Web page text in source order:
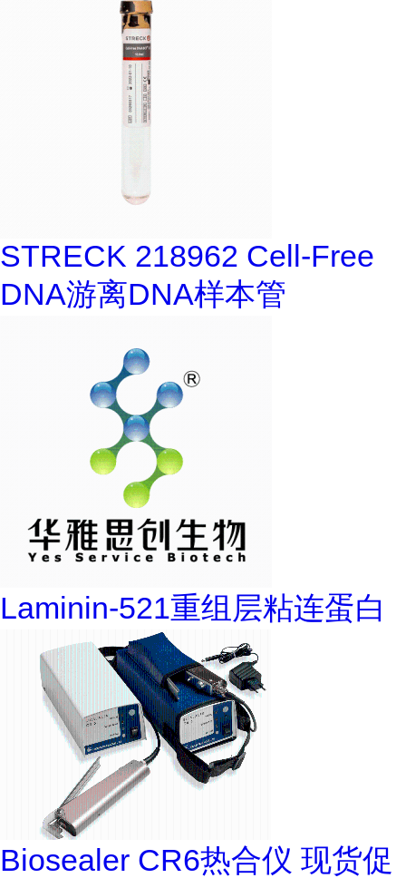
STRECK 218962 Cell-Free
DNA游离DNA样本管
Laminin-521重组层粘连蛋白
Biosealer CR6热合仪 现货促